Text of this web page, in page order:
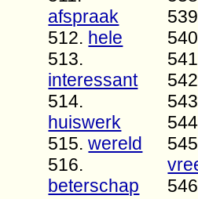
afspraak
512. hele
513.
interessant
514.
huiswerk
515.wereld
516.
beterschap